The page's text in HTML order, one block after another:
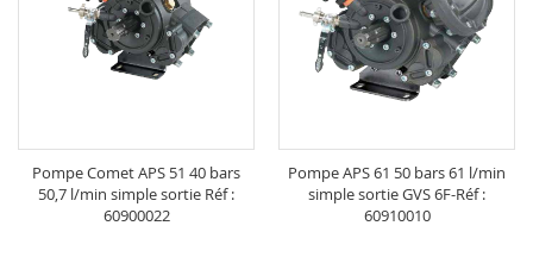
Pompe Comet APS 51 40 bars
50,7 l/min simple sortie Réf :
60900022
Pompe APS 61 50 bars 61 l/min
simple sortie GVS 6F-Réf :
60910010